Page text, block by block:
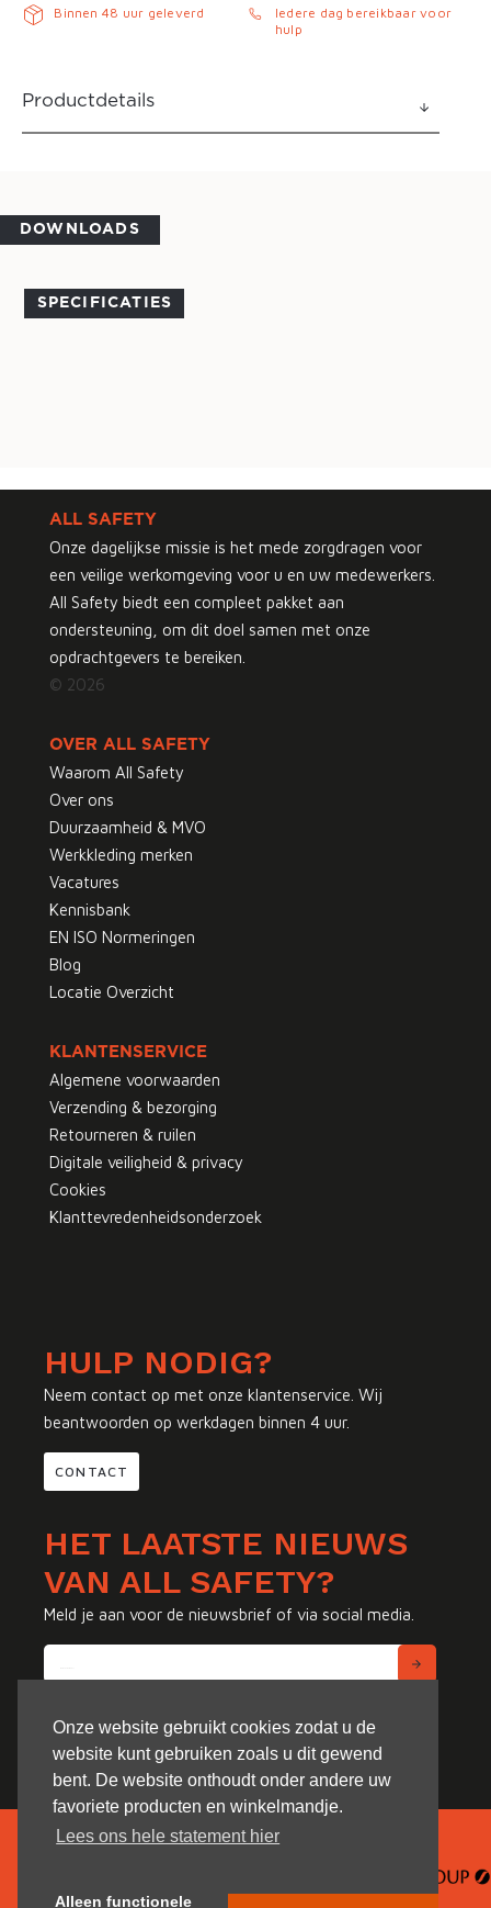
Onze website gebruikt cookies zodat u de
website kunt gebruiken zoals u dit gewend
bent. De website onthoudt onder andere uw
favoriete producten en winkelmandje.
Lees ons hele statement hier
Alleen functionele
Binnen 48 uur geleverd
Iedere dag bereikbaar voor
hulp
Productdetails
DOWNLOADS
SPECIFICATIES
ALL SAFETY
Onze dagelijkse missie is het mede zorgdragen voor
een veilige werkomgeving voor u en uw medewerkers.
All Safety biedt een compleet pakket aan
ondersteuning, om dit doel samen met onze
opdrachtgevers te bereiken.
© 2026
OVER ALL SAFETY
Waarom All Safety
Over ons
Duurzaamheid & MVO
Werkkleding merken
Vacatures
Kennisbank
EN ISO Normeringen
Blog
Locatie Overzicht
KLANTENSERVICE
Algemene voorwaarden
Verzending & bezorging
Retourneren & ruilen
Digitale veiligheid & privacy
Cookies
Klanttevredenheidsonderzoek
HULP NODIG?
Neem contact op met onze klantenservice. Wij
beantwoorden op werkdagen binnen 4 uur.
CONTACT
HET LAATSTE NIEUWS
VAN ALL SAFETY?
Meld je aan voor de nieuwsbrief of via social media.